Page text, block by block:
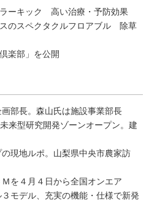
ーキック 高い治療・予防効果
のスペクタクルフロアブル 除草
楽部」を公開
部長。森山氏は施設事業部長
来型研究開発ゾーンオープン。建
現地ルポ。山梨県中央市農家訪
を４月４日から全国オンエア
モデル、充実の機能・仕様で新発